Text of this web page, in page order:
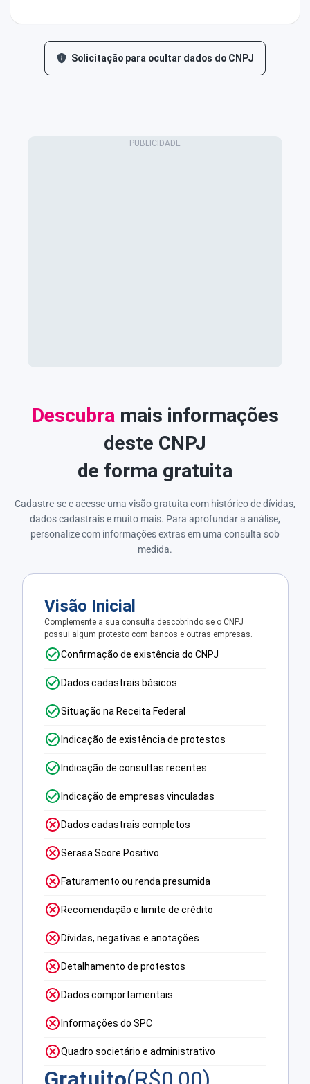
Solicitação para ocultar dados do CNPJ
Descubramais informações
deste CNPJ
de forma gratuita
Cadastre-se e acesse uma visão gratuita com histórico de dívidas,
dados cadastrais e muito mais. Para aprofundar a análise,
personalize com informações extras em uma consulta sob
medida.
Visão Inicial
Complemente a sua consulta descobrindo se o CNPJ
possui algum protesto com bancos e outras empresas.
Confirmação de existência do CNPJ
Dados cadastrais básicos
Situação na Receita Federal
Indicação de existência de protestos
Indicação de consultas recentes
Indicação de empresas vinculadas
Dados cadastrais completos
Serasa Score Positivo
Faturamento ou renda presumida
Recomendação e limite de crédito
Dívidas, negativas e anotações
Detalhamento de protestos
Dados comportamentais
Informações do SPC
Quadro societário e administrativo